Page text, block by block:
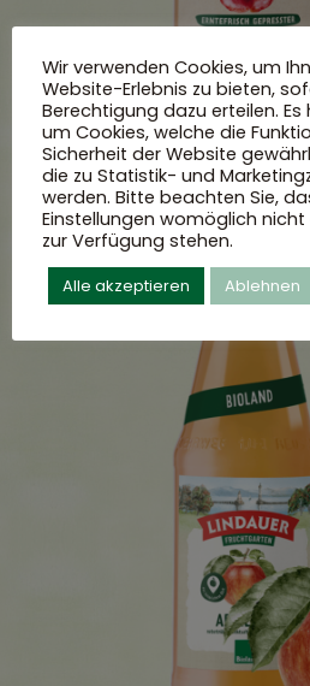
Wir verwenden Cookies, um
Website-Erlebnis zu bieten,
Berechtigung dazu erteilen.
um Cookies, welche die
Sicherheit der Website
die zu Statistik- und
werden. Bitte beachten Sie,
Einstellungen womöglich
zur Verfügung stehen.
Alle akzeptieren Ablehnen